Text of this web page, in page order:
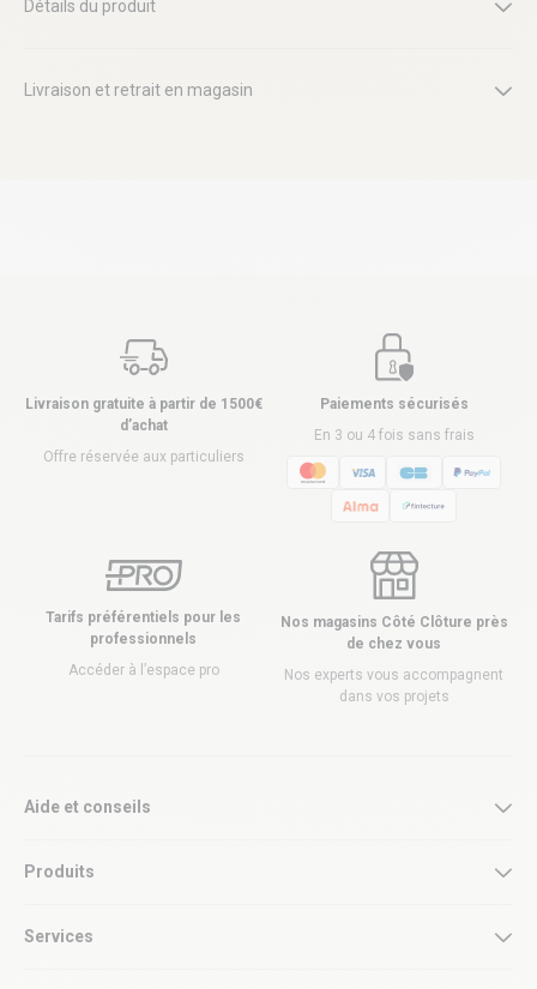
Détails du produit
Livraison et retrait en magasin
Livraison gratuite à partir de 1500€
d’achat
Offre réservée aux particuliers
Paiements sécurisés
En 3 ou 4 fois sans frais
Tarifs préférentiels pour les
professionnels
Accéder à l’espace pro
Nos magasins Côté Clôture près
de chez vous
Nos experts vous accompagnent
dans vos projets
Aide et conseils
Produits
Services